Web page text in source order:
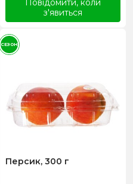
Повідомити, коли
з'явиться
Персик, 300 г
СЕЗОН